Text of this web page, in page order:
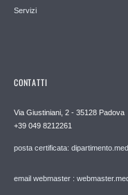
Servizi
CONTATTI
Via Giustiniani, 2 - 35128 Padova
+39 049 8212261
posta certificata:
email webmaster :